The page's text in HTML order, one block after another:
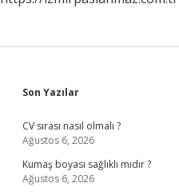
Sidebar
Son Yazılar
CV sırası nasıl olmalı ?
Ağustos 6, 2026
Kumaş boyası sağlıklı mıdır ?
Ağustos 6, 2026